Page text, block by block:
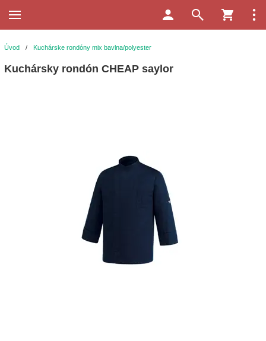
Úvod / Kuchárske rondóny mix bavlna/polyester
Kuchársky rondón CHEAP saylor